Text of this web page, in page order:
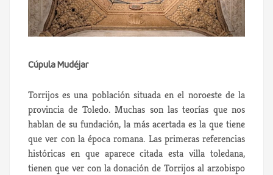
Cúpula Mudéjar
Torrijos es una población situada en el noroeste de la
provincia de Toledo.Muchas son las teorías que nos
hablan de su fundación, la más acertada es la que tiene
que ver con la época romana. Las primeras referencias
históricas en que aparece citada esta villa toledana,
tienen que ver con la donación de Torrijos al arzobispo